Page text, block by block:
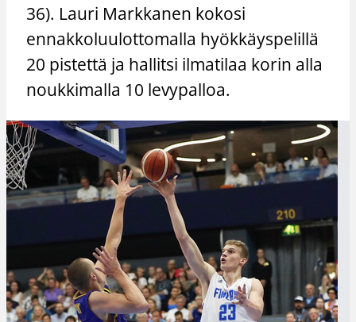
36). Lauri Markkanen kokosi
ennakkoluulottomalla hyökkäyspelillä
20 pistettä ja hallitsi ilmatilaa korin alla
noukkimalla 10 levypalloa.